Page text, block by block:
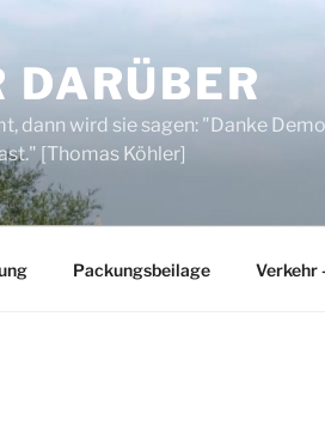
DARÜBER
dann wird sie sagen: "Danke
[Thomas Köhler]
Packungsbeilage Verkehr